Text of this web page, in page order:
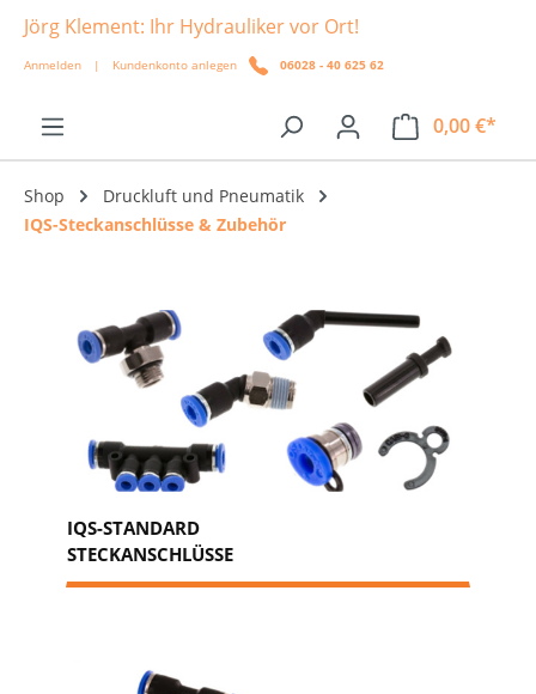
springen
Jörg Klement: Ihr Hydrauliker vor Ort!
Anmelden | Kundenkonto anlegen 06028 - 40 625 62
0,00 €*
Shop
Druckluft und Pneumatik
IQS-Steckanschlüsse & Zubehör
IQS-STANDARD
STECKANSCHLÜSSE